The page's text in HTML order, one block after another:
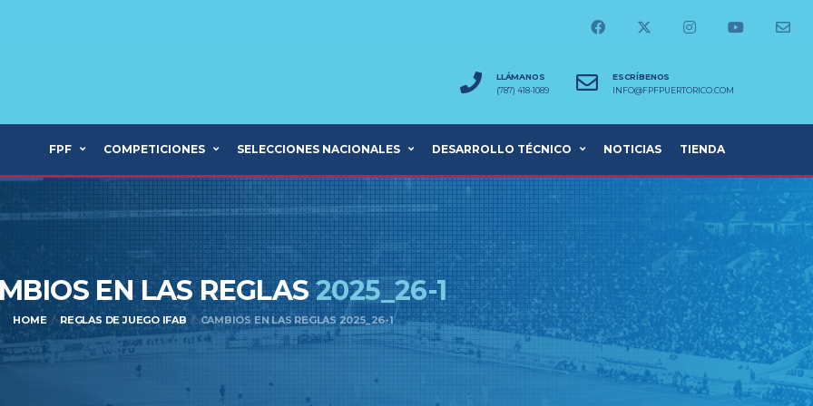
LLÁMANOS
(787) 418-1089
ESCRÍBENOS
INFO@FPFPUERTORICO.COM
FPF COMPETICIONES SELECCIONES NACIONALES DESARROLLO TÉCNICO NOTICIAS TIENDA
EN LAS REGLAS2025_26-1
HOME REGLAS DE JUEGO IFAB CAMBIOS EN LAS REGLAS 2025_26-1